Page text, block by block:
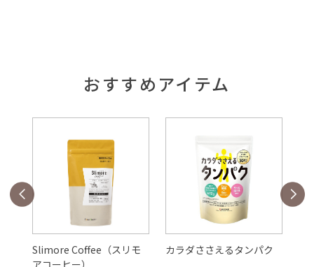
おすすめアイテム
Slimore Coffee（スリモ
アコーヒー）
カラダささえるタンパク